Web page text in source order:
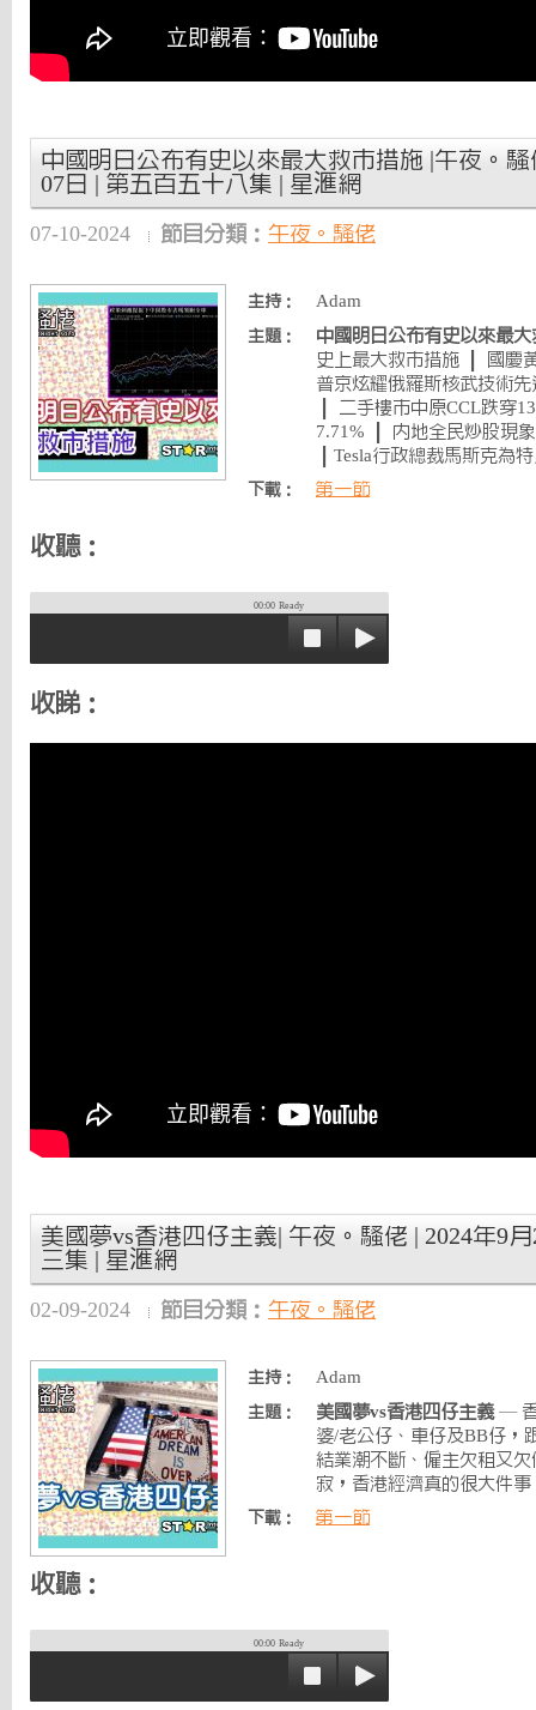
中國明日公布有史以來最大救市措施 |午夜。騷
07日 | 第五百五十八集 | 星滙網
07-10-2024 節目分類： 午夜。騷佬
主持： Adam
主題：
中國明日公布有史以來最
史上最大救市措施 ｜ 國慶
普京炫耀俄羅斯核武技術
｜ 二手樓市中原CCL跌穿
7.71% ｜ 內地全民炒股現
｜Tesla行政總裁馬斯克為
下載： 第一節
收聽：
00:00 Ready
收睇：
美國夢vs香港四仔主義| 午夜。騷佬 | 2024年9
三集 | 星滙網
02-09-2024 節目分類： 午夜。騷佬
主持： Adam
主題： 美國夢vs香港四仔主義— 香
婆/老公仔、車仔及BB仔，
結業潮不斷、僱主欠租又
寂，香港經濟真的很大件事
下載： 第一節
收聽：
00:00 Ready